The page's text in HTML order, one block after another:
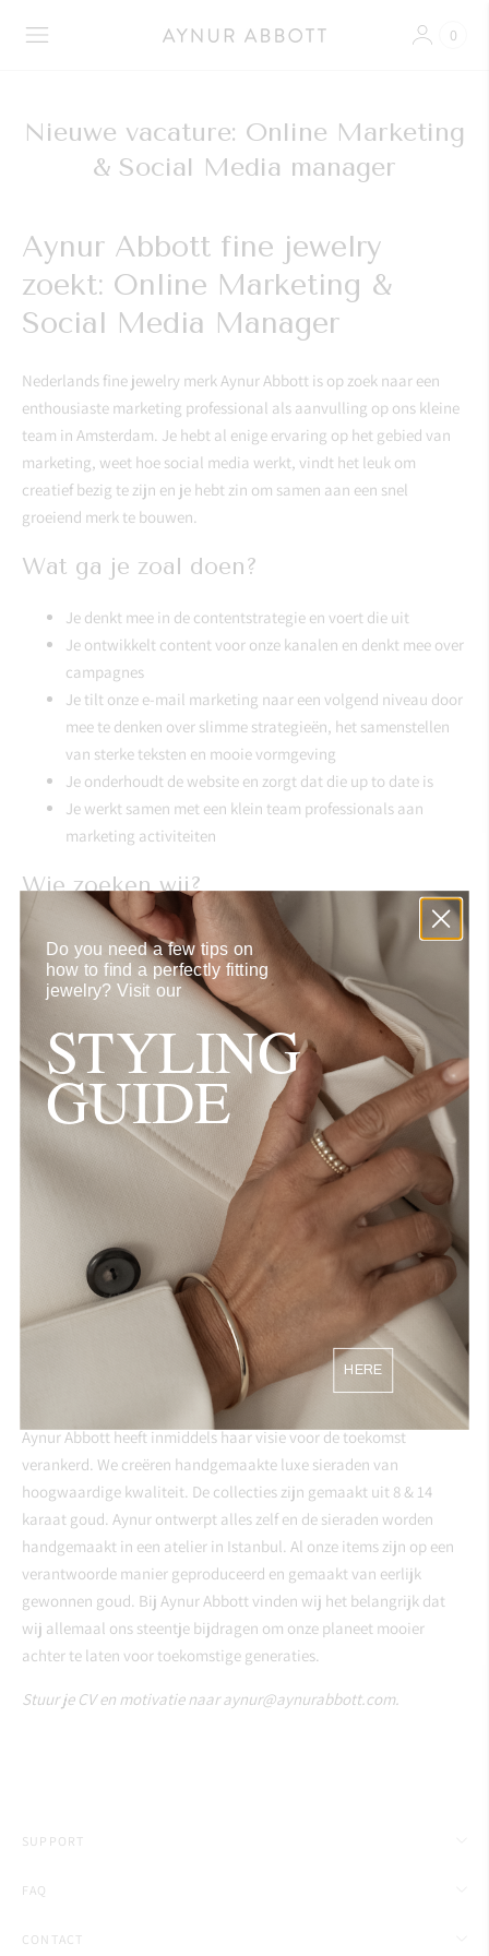
0
Nieuwe vacature: Online Marketing
& Social Media manager
Aynur Abbott fine jewelry
zoekt: Online Marketing &
Social Media Manager
Nederlands fine jewelry merk Aynur Abbott is op zoek naar een
enthousiaste marketing professional als aanvulling op ons kleine
team in Amsterdam. Je hebt al enige ervaring op het gebied van
marketing, weet hoe social media werkt, vindt het leuk om
creatief bezig te zijn en je hebt zin om samen aan een snel
groeiend merk te bouwen.
Wat ga je zoal doen?
Je denkt mee in de contentstrategie en voert die uit
Je ontwikkelt content voor onze kanalen en denkt mee over
campagnes
Je tilt onze e-mail marketing naar een volgend niveau door
mee te denken over slimme strategieën, het samenstellen
van sterke teksten en mooie vormgeving
Je onderhoudt de website en zorgt dat die up to date is
Je werkt samen met een klein team professionals aan
marketing activiteiten
Wie zoeken wij?
Hbo denk- en werkniveau
Ongeveer twee jaar relevante werkervaring
Een zelfstandige en pro-actieve werkhouding
Je hebt kennis van e-mailmarketing, e-commerce & social
media
Ervaring met werken in software als Canva, Klaviyo &
Shopify is een pré
Ervaring bij/met een luxe lifestyle of fashion brand is een
pré
Een veelzijdig takenpakket
Een werkplek op een van de leukste locaties van
Amsterdam
Marktconforme vergoeding
Over Aynur Abbott
Aynur Abbott heeft inmiddels haar visie voor de toekomst
verankerd. We creëren handgemaakte luxe sieraden van
hoogwaardige kwaliteit. De collecties zijn gemaakt uit 8 & 14
karaat goud. Aynur ontwerpt alles zelf en de sieraden worden
handgemaakt in een atelier in Istanbul. Al onze items zijn op een
verantwoorde manier geproduceerd en gemaakt van eerlijk
gewonnen goud. Bij Aynur Abbott vinden wij het belangrijk dat
wij allemaal ons steentje bijdragen om onze planeet mooier
achter te laten voor toekomstige generaties.
Stuur je CV en motivatie naar aynur@aynurabbott.com.
SUPPORT
FAQ
CONTACT
Do you need a few tips on
how to find a perfectly fitting
jewelry? Visit our
STYLING
GUIDE
HERE